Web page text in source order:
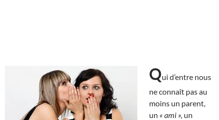
Qui d’entre nous
ne connaît pas au
moins un parent,
un « ami », un